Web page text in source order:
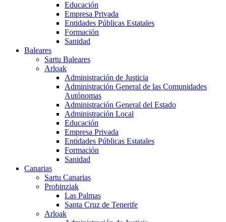
Educación
Empresa Privada
Entidades Públicas Estatales
Formación
Sanidad
Baleares
Sartu Baleares
Arloak
Administración de Justicia
Administración General de las Comunidades
Autónomas
Administración General del Estado
Administración Local
Educación
Empresa Privada
Entidades Públicas Estatales
Formación
Sanidad
Canarias
Sartu Canarias
Probinziak
Las Palmas
Santa Cruz de Tenerife
Arloak